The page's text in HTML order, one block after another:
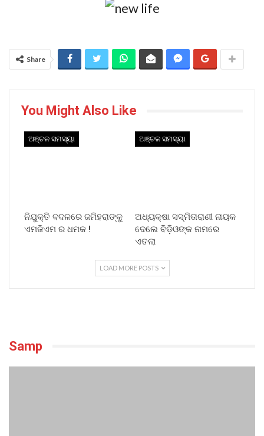
Share
You Might Also Like
ଅଞ୍ଚଳ ସମସ୍ୟା
ନିଯୁକ୍ତି ବଦଳରେ ଜମିହରାଙ୍କୁ
ଏମଜିଏମ ର ଧମକ !
ଅଞ୍ଚଳ ସମସ୍ୟା
ଅଧ୍ୟକ୍ଷା ସସ୍ମିତାରାଣୀ ନାୟକ
ଦେଲେ ବିଡ଼ିଓଙ୍କ ନାମରେ
ଏତଲା
LOAD MORE POSTS
Samp